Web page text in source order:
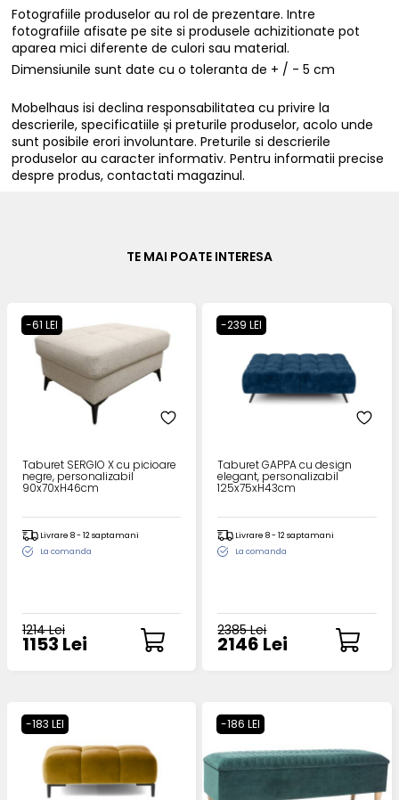
Fotografiile produselor au rol de prezentare. Intre
fotografiile afisate pe site si produsele achizitionate pot
aparea mici diferente de culori sau material.
Dimensiunile sunt date cu o toleranta de + / - 5 cm
Mobelhaus isi declina responsabilitatea cu privire la
descrierile, specificatiile și preturile produselor, acolo unde
sunt posibile erori involuntare. Preturile si descrierile
produselor au caracter informativ. Pentru informatii precise
despre produs, contactati magazinul.
TE MAI POATE INTERESA
-61 LEI
Taburet SERGIO X cu picioare
negre, personalizabil
90x70xH46cm
Livrare 8 - 12 saptamani
La comanda
1214 Lei
1153 Lei
-239 LEI
Taburet GAPPA cu design
elegant, personalizabil
125x75xH43cm
Livrare 8 - 12 saptamani
La comanda
2385 Lei
2146 Lei
-183 LEI -186 LEI